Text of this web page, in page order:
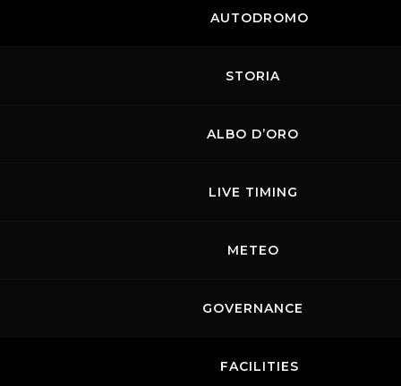
AUTODROMO
STORIA
ALBO D’ORO
LIVE TIMING
METEO
GOVERNANCE
FACILITIES
pubblico uno spettacolo indimenticabile!
SCARICA IL PROGRAMMA COMPLETO